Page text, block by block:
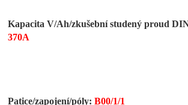
Kapacita V/Ah/zkušební studený proud
370A
Patice/zapojení/póly: B00/1/1